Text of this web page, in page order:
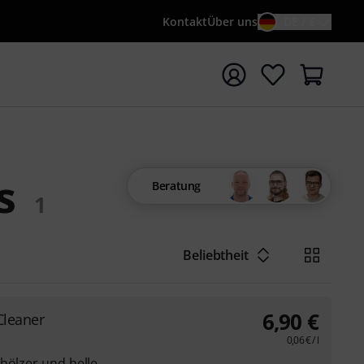
KontaktÜber uns
mit Suchwort {searchTerm} starten
1
Beratung
Beliebtheit
6,90 €
0,06€/ l